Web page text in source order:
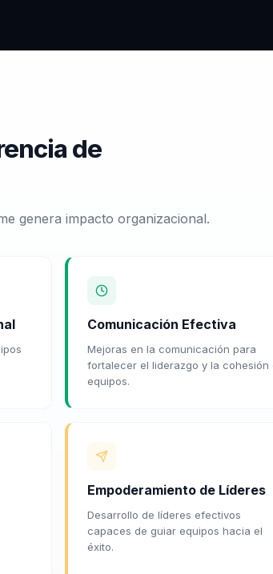
de
genera impacto organizacional.
Comunicación Efectiva
Mejoras en la comunicación para
fortalecer el liderazgo y la cohesión
equipos.
Empoderamiento de Líderes
Desarrollo de líderes efectivos
capaces de guiar equipos hacia el
éxito.